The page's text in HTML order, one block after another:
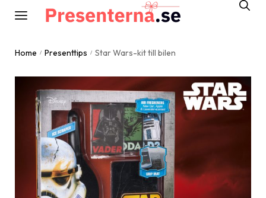
Home / Presenttips / Star Wars-kit till bilen